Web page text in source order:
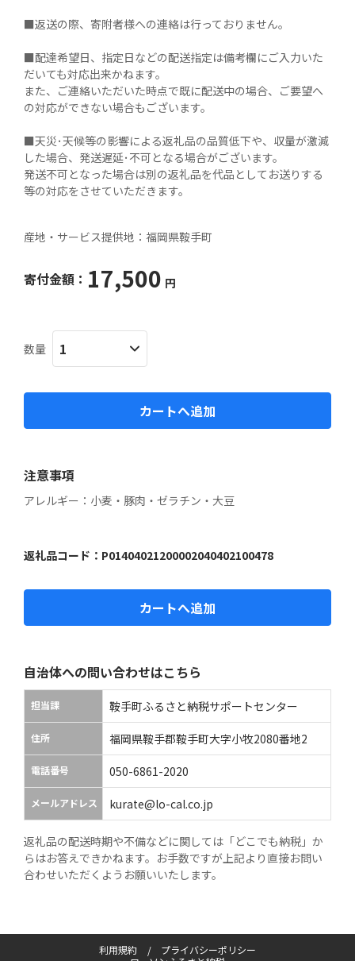
■返送の際、寄附者様への連絡は行っておりません。
■配達希望日、指定日などの配送指定は備考欄にご入力いた
だいても対応出来かねます。
また、ご連絡いただいた時点で既に配送中の場合、ご要望へ
の対応ができない場合もございます。
■天災･天候等の影響による返礼品の品質低下や、収量が激減
した場合、発送遅延･不可となる場合がございます。
発送不可となった場合は別の返礼品を代品としてお送りする
等の対応をさせていただきます。
産地・サービス提供地： 福岡県鞍手町
寄付金額： 17,500 円
数量
カートへ追加
注意事項
アレルギー：小麦・豚肉・ゼラチン・大豆
返礼品コード： P01404021200002040402100478
カートへ追加
自治体への問い合わせはこちら
担当課 鞍手町ふるさと納税サポートセンター
住所 福岡県鞍手郡鞍手町大字小牧2080番地2
電話番号 050-6861-2020
メールアドレス kurate@lo-cal.co.jp
返礼品の配送時期や不備などに関しては「どこでも納税」か
らはお答えできかねます。お手数ですが上記より直接お問い
合わせいただくようお願いいたします。
利用規約
プライバシーポリシー